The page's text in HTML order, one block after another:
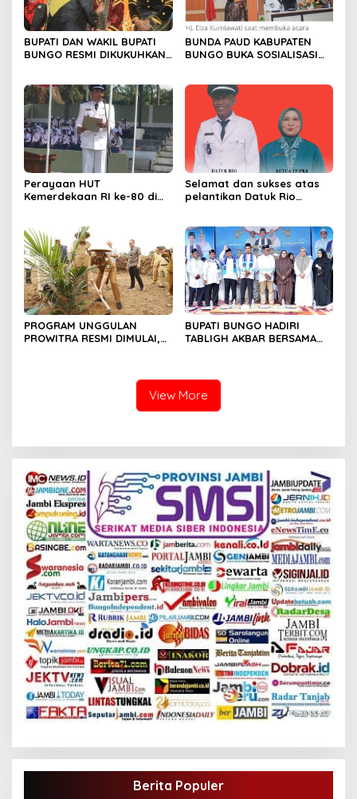
BUPATI DAN WAKIL BUPATI
BUNGO RESMI DIKUKUHKAN
BUNDA PAUD KABUPATEN
BUNGO BUKA SOSIALISASI
Perayaan HUT
Kemerdekaan RI ke-80 di
Selamat dan sukses atas
pelantikan Datuk Rio
PROGRAM UNGGULAN
PROWITRA RESMI DIMULAI,
BUPATI BUNGO HADIRI
TABLIGH AKBAR BERSAMA
View More
Berita Populer